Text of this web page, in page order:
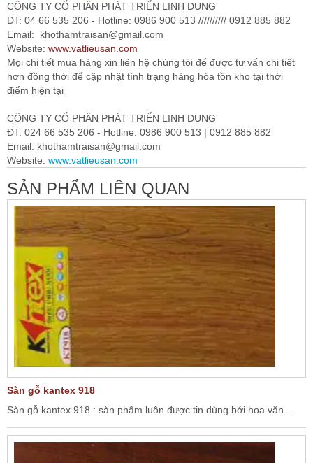
CÔNG TY CỔ PHẦN PHÁT TRIỂN LINH DUNG
ĐT: 04 66 535 206 - Hotline: 0986 900 513 ////////// 0912 885 882
Email:
khothamtraisan@gmail.com
Website: www.vatlieusan.com
Mọi chi tiết mua hàng xin liên hệ chúng tôi để được tư vấn chi tiết
hơn đồng thời để cập nhật tình trạng hàng hóa tồn kho tại thời
điểm hiện tại
CÔNG TY CỔ PHẦN PHÁT TRIỂN LINH DUNG
ĐT: 024 66 535 206 - Hotline: 0986 900 513 | 0912 885 882
Email: khothamtraisan@gmail.com
Website: www.vatlieusan.com
SẢN PHẨM LIÊN QUAN
Sàn gỗ kantex 918
Sàn gỗ kantex 918 : sàn phẩm luôn được tin dùng bới hoa văn...